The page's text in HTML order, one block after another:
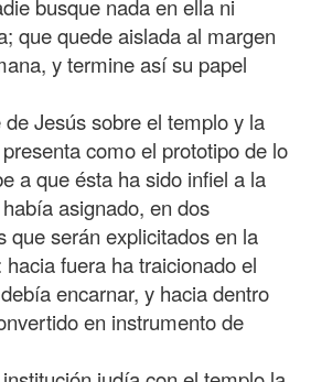
busque nada en ella ni
que quede aislada al margen
y termine así su papel
Jesús sobre el templo y la
como el prototipo de lo
a que ésta ha sido infiel a la
asignado, en dos
que serán explicitados en la
fuera ha traicionado el
encarnar, y hacia dentro
en instrumento de